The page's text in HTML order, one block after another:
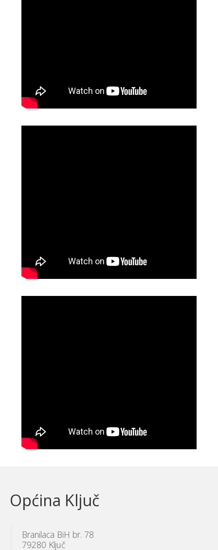
Općina Ključ
Branilaca BiH br. 78
79280 Ključ